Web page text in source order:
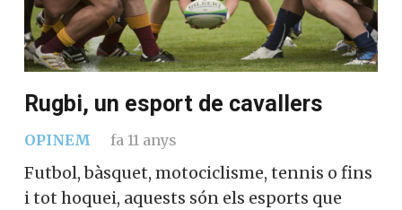
Rugbi, un esport de cavallers
OPINEM fa 11 anys
Futbol, bàsquet, motociclisme, tennis o fins
i tot hoquei, aquests són els esports que